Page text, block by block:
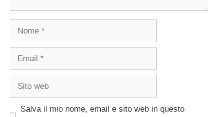
Nome
Email
Sito
Salva il mio nome, email e sito web in questo